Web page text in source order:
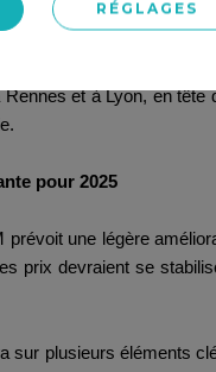
hausse des loyers
incite les investisseurs
en tenant compte là
et à Lyon, en
pour 2025
une légère
prix devraient se
sur plusieurs éléments
RÉGLAGES